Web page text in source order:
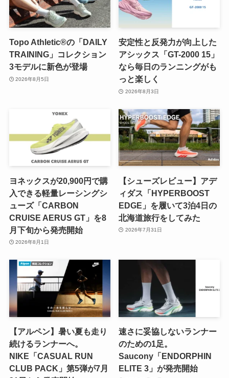
Topo Athletic®の「DAILY
TRAINING」コレクション
3モデルに新色が登場
2026年8月5日
安定性と反発力が向上した
アシックス「GT-2000 15」
なら毎日のランニングがも
っと楽しく
2026年8月3日
ヨネックスが20,900円で購
入できる軽量レーシングシ
ューズ「CARBON
CRUISE AERUS GT」を8
月下旬から発売開始
2026年8月1日
【シューズレビュー】アデ
ィダス「HYPERBOOST
EDGE」を履いて3泊4日の
北海道旅行をしてみた
2026年7月31日
【アルペン】暑い夏も走り
続けるランナーへ。
NIKE「CASUAL RUN
CLUB PACK」第5弾が7月
速さに妥協しないランナー
のための1足。
Saucony「ENDORPHIN
ELITE 3」が発売開始